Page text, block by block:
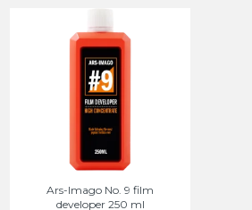
Ars-Imago No. 9 film
developer 250 ml